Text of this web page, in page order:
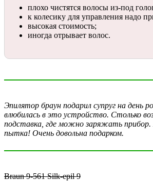
плохо чистятся волосы из-под
к колесику для управления надо
высокая стоимость;
иногда отрывает волос.
Эпилятор браун подарил супруг на день
влюбилась в это устройство. Столько
подставка, где можно заряжать
пытка! Очень довольна подарком.
Braun 9-561 Silk-epil 9